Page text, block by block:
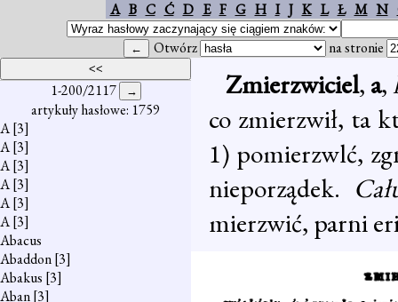
A B C Ć D E F G H I J K L Ł M N
Otwórz na stronie
1-200/2117
artykuły hasłowe: 1759
A[3]
A[3]
A[3]
A[3]
A[3]
A[3]
Abacus
Abaddon[3]
Abakus [3]
Aban[3]
Zmierzwiciel, a,
co zmierzwił, ta
1) pomierzwlć,
nieporządek.
mierzwić, parni